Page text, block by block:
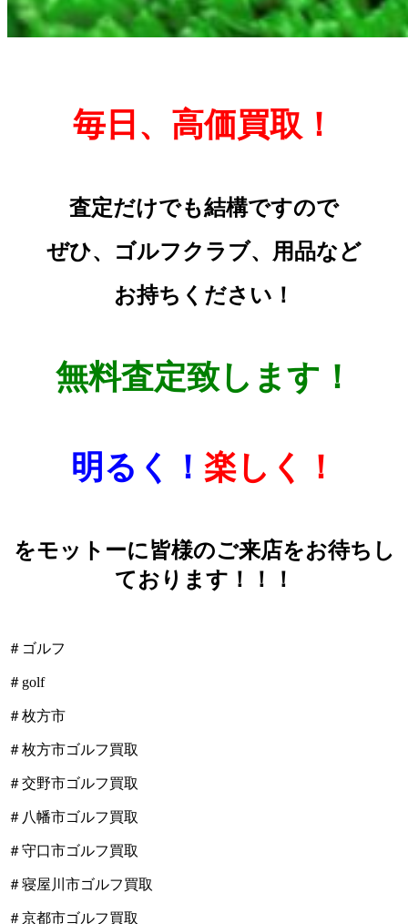
毎日、高価買取！
査定だけでも結構ですので
ぜひ、ゴルフクラブ、用品など
お持ちください！
無料査定致します！
明るく！ 楽しく！
をモットーに皆様のご来店をお待ちし
ております！！！
＃ゴルフ
＃golf
＃枚方市
＃枚方市ゴルフ買取
＃交野市ゴルフ買取
＃八幡市ゴルフ買取
＃守口市ゴルフ買取
＃寝屋川市ゴルフ買取
＃京都市ゴルフ買取